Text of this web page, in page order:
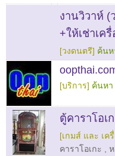
งานวิวาห์ (
+ให้เช่าเค
[วงดนตรี] ค้นห
[บริการ] ค้นหา
ตู้คาราโอ
[เกมส์ และ เค
คาราโอเกะ